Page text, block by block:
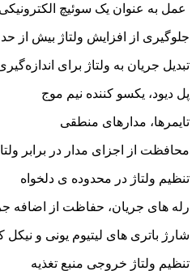
عمل به عنوان یک سوئیچ
جلوگیری از افزایش ولتاژ بیش از حد
تبدیل جریان به ولتاژ برای
پل دیود، یکسو کننده نیم موج
تایمرها، مدارهای منطقی
محافظت از اجزای مدار در برابر
تنظیم ولتاژ در محدوده ی دلخواه
رله های جریان، حفاظت از اضافه
شارژ باتری های لیتیوم یونی و نیکل
تنظیم ولتاژ خروجی منبع تغذیه